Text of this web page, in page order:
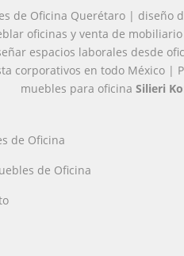
de Oficina Querétaro | diseño
oficinas y venta de
espacios laborales desde
corporativos en todo México |
muebles para oficina Silieri
de Oficina
de Oficina